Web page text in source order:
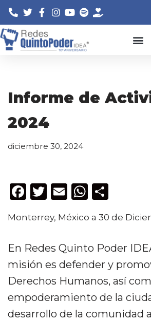
Saltar
al
Informe de
2024
diciembre 30, 2024
F
c
e
b
o
o
k
T
it
te
r
E
ai
l
W
a
ts
A
p
p
m
p
ar
ti
r
Monterrey, México a 30 de
En Redes Quinto Poder
misión es defender y
Derechos Humanos, así
empoderamiento de la
desarrollo de la comunidad